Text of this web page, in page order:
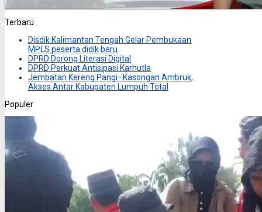
Terbaru
Disdik Kalimantan Tengah Gelar Pembukaan
MPLS peserta didik baru
DPRD Dorong Literasi Digital
DPRD Perkuat Antisipasi Karhutla
Jembatan Kereng Pangi–Kasongan Ambruk,
Akses Antar Kabupaten Lumpuh Total
Populer